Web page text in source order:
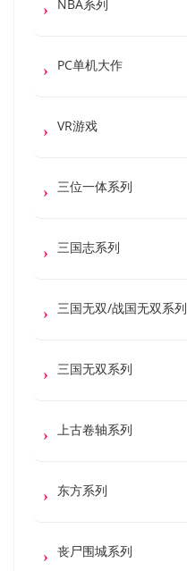
NBA系列
PC单机大作
VR游戏
三位一体系列
三国志系列
三国无双/战国无双系列
三国无双系列
上古卷轴系列
东方系列
丧尸围城系列